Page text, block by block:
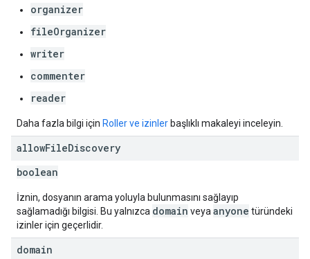
organizer
fileOrganizer
writer
commenter
reader
Daha fazla bilgi için Roller ve izinler başlıklı makaleyi inceleyin.
allowFileDiscovery
boolean
İznin, dosyanın arama yoluyla bulunmasını sağlayıp
sağlamadığı bilgisi. Bu yalnızca domain veya anyone türündeki
izinler için geçerlidir.
domain